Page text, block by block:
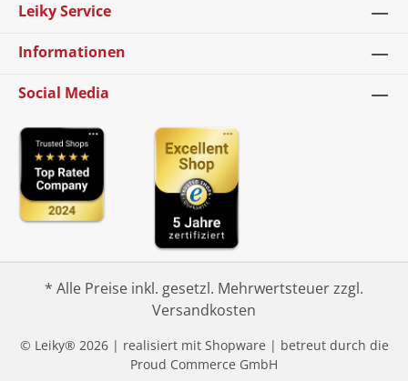
Leiky Service
Informationen
Social Media
* Alle Preise inkl. gesetzl. Mehrwertsteuer zzgl.
Versandkosten
© Leiky® 2026 | realisiert mit Shopware | betreut durch die
Proud Commerce GmbH